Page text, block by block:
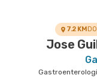
7.2 KM
Jose